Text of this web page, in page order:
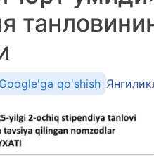
qo'shish